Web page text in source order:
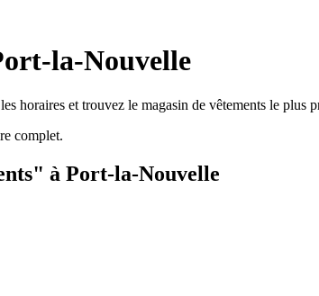
la-Nouvelle
horaires et trouvez le magasin de vêtements le plus
complet.
à Port-la-Nouvelle